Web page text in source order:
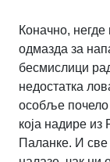
Коначно,
одмазда за
бесмислици
недостатка
особље почело
која надире из
Паланке. И све